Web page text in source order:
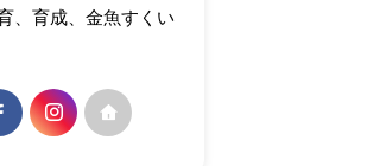
、育成、金魚すくい